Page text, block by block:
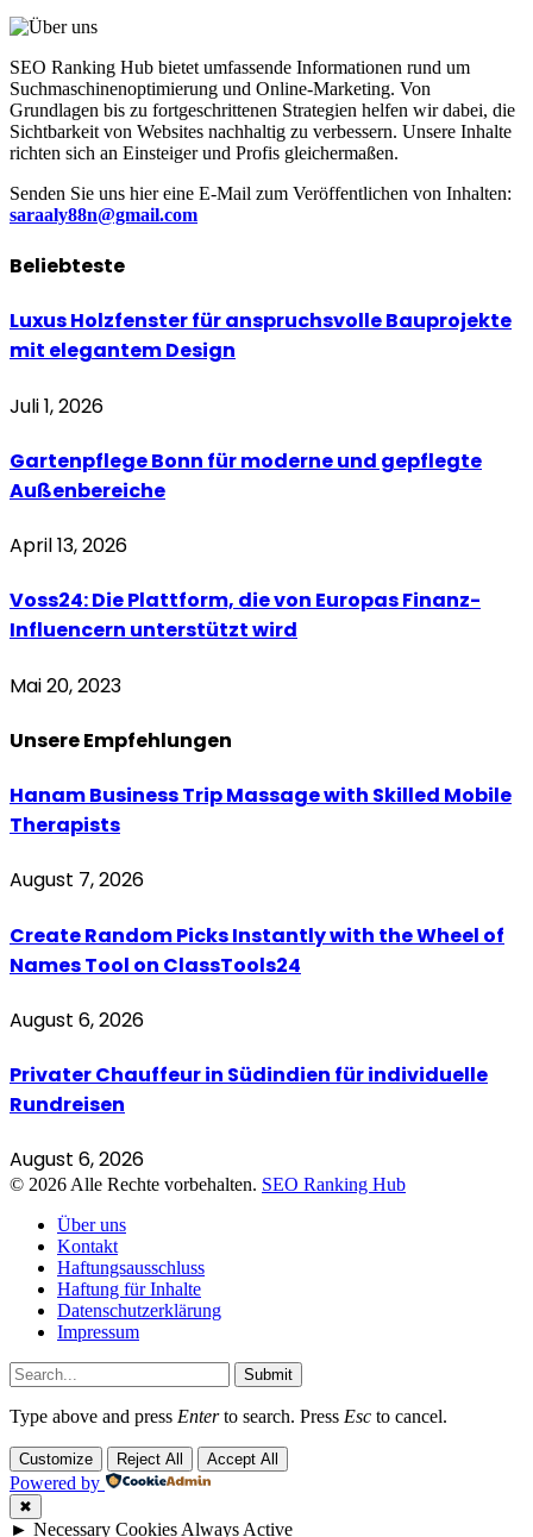
SEO Ranking Hub bietet umfassende Informationen rund um
Suchmaschinenoptimierung und Online-Marketing. Von
Grundlagen bis zu fortgeschrittenen Strategien helfen wir dabei, die
Sichtbarkeit von Websites nachhaltig zu verbessern. Unsere Inhalte
richten sich an Einsteiger und Profis gleichermaßen.
Senden Sie uns hier eine E-Mail zum Veröffentlichen von Inhalten:
saraaly88n@gmail.com
Beliebteste
Luxus Holzfenster für anspruchsvolle Bauprojekte
mit elegantem Design
Juli 1, 2026
Gartenpflege Bonn für moderne und gepflegte
Außenbereiche
April 13, 2026
Voss24: Die Plattform, die von Europas Finanz-
Influencern unterstützt wird
Mai 20, 2023
UnsereEmpfehlungen
Hanam Business Trip Massage with Skilled Mobile
Therapists
August 7, 2026
Create Random Picks Instantly with the Wheel of
Names Tool on ClassTools24
August 6, 2026
Privater Chauffeur in Südindien für individuelle
Rundreisen
August 6, 2026
© 2026 Alle Rechte vorbehalten. SEO Ranking Hub
Über uns
Kontakt
Haftungsausschluss
Haftung für Inhalte
Datenschutzerklärung
Impressum
Submit
Type above and press Enterto search. Press Esc to cancel.
Customize Reject All Accept All
Powered by
✖
► Necessary CookiesAlways Active